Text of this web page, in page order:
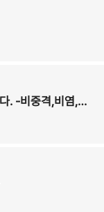
새로운 삶을 시작하게되어 기쁩니다. -비중격,비염,축농증+비밸브+코성형 수술후기